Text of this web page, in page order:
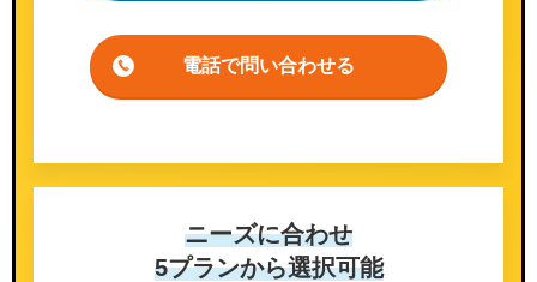
電話で問い合わせる
ニーズに合わせ
5プランから選択可能